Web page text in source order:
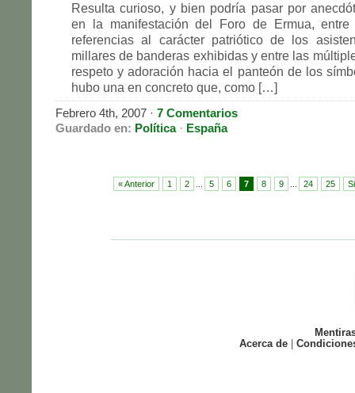
Resulta curioso, y bien podría pasar por
en la manifestación del Foro de Ermua, entre
referencias al carácter patriótico de los
millares de banderas exhibidas y entre las
respeto y adoración hacia el panteón de los
hubo una en concreto que, como […]
Febrero 4th, 2007 · 7 Comentarios
Guardado en: Política· España
« Anterior 1 2 5 6 7 8 9 24 25
Acerca de